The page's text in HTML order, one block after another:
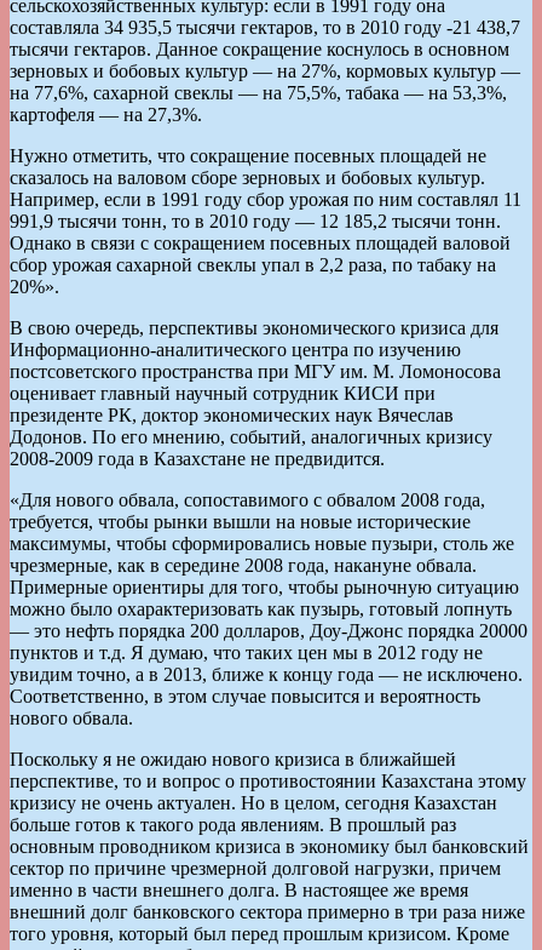
сельскохозяйственных культур: если в 1991 году она
составляла 34 935,5 тысячи гектаров, то в 2010 году -21 438,7
тысячи гектаров. Данное сокращение коснулось в основном
зерновых и бобовых культур — на 27%, кормовых культур —
на 77,6%, сахарной свеклы — на 75,5%, табака — на 53,3%,
картофеля — на 27,3%.
Нужно отметить, что сокращение посевных площадей не
сказалось на валовом сборе зерновых и бобовых культур.
Например, если в 1991 году сбор урожая по ним составлял 11
991,9 тысячи тонн, то в 2010 году — 12 185,2 тысячи тонн.
Однако в связи с сокращением посевных площадей валовой
сбор урожая сахарной свеклы упал в 2,2 раза, по табаку на
20%».
В свою очередь, перспективы экономического кризиса для
Информационно-аналитического центра по изучению
постсоветского пространства при МГУ им. М. Ломоносова
оценивает главный научный сотрудник КИСИ при
президенте РК, доктор экономических наук Вячеслав
Додонов. По его мнению, событий, аналогичных кризису
2008-2009 года в Казахстане не предвидится.
«Для нового обвала, сопоставимого с обвалом 2008 года,
требуется, чтобы рынки вышли на новые исторические
максимумы, чтобы сформировались новые пузыри, столь же
чрезмерные, как в середине 2008 года, накануне обвала.
Примерные ориентиры для того, чтобы рыночную ситуацию
можно было охарактеризовать как пузырь, готовый лопнуть
— это нефть порядка 200 долларов, Доу-Джонс порядка 20000
пунктов и т.д. Я думаю, что таких цен мы в 2012 году не
увидим точно, а в 2013, ближе к концу года — не исключено.
Соответственно, в этом случае повысится и вероятность
нового обвала.
Поскольку я не ожидаю нового кризиса в ближайшей
перспективе, то и вопрос о противостоянии Казахстана этому
кризису не очень актуален. Но в целом, сегодня Казахстан
больше готов к такого рода явлениям. В прошлый раз
основным проводником кризиса в экономику был банковский
сектор по причине чрезмерной долговой нагрузки, причем
именно в части внешнего долга. В настоящее же время
внешний долг банковского сектора примерно в три раза ниже
того уровня, который был перед прошлым кризисом. Кроме